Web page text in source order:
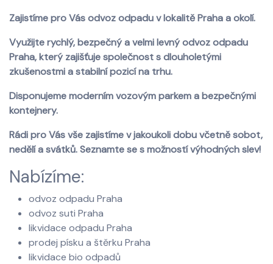
Zajistíme pro Vás odvoz odpadu v lokalitě Praha a okolí.
Využijte rychlý, bezpečný a velmi levný odvoz odpadu
Praha, který zajišťuje společnost s dlouholetými
zkušenostmi a stabilní pozicí na trhu.
Disponujeme moderním vozovým parkem a bezpečnými
kontejnery.
Rádi pro Vás vše zajistíme v jakoukoli dobu včetně sobot,
nedělí a svátků. Seznamte se s možností výhodných slev!
Nabízíme:
odvoz odpadu Praha
odvoz suti Praha
likvidace odpadu Praha
prodej písku a štěrku Praha
likvidace bio odpadů